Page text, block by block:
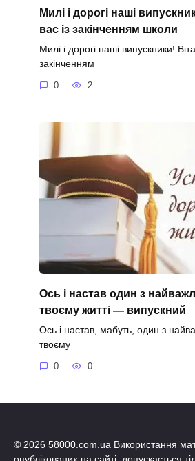
Милі і дорогі наші
вас із закінченням школи
Милі і дорогі наші випускники!
закінченням
0 2
Ось і настав один з
твоєму житті — випускний
Ось і настав, мабуть, один з
твоєму
0 0
© 2026 58000.com.ua Використання